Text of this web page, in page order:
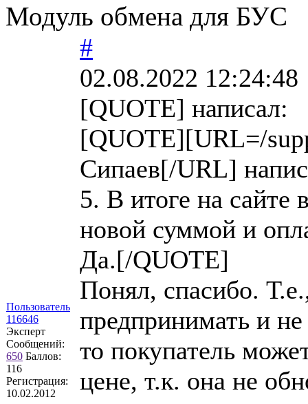
Модуль обмена для БУС
Пользователь
116646
Эксперт
Сообщений:
650 Баллов:
116
Регистрация:
10.02.2012
#
02.08.2022 12:24:48
[QUOTE] написал:
[QUOTE][URL=/
Сипаев[/URL]
5. В итоге на сайте
новой суммой и
Да.[/QUOTE]
Понял, спасибо.
предпринимать и
то покупатель
цене, т.к. она не